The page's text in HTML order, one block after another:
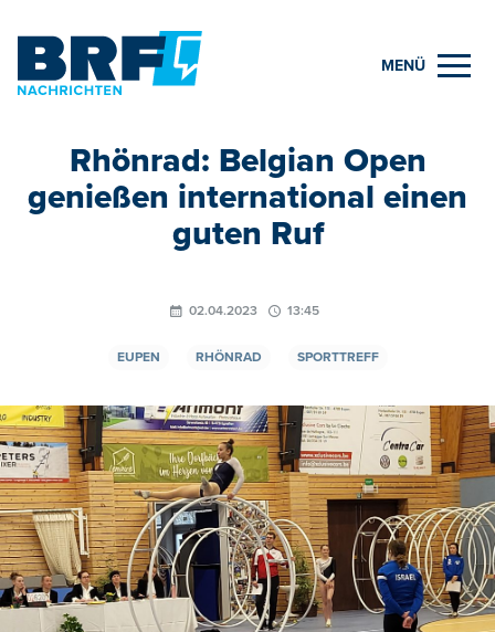
MENÜ
Rhönrad: Belgian Open
genießen international einen
guten Ruf
02.04.2023 13:45
EUPEN RHÖNRAD SPORTTREFF